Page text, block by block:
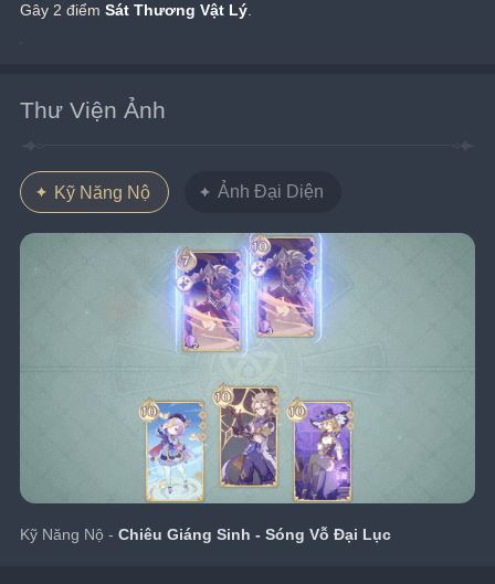
Gây 2 điểm Sát Thương Vật Lý.
Thư Viện Ảnh
Kỹ Năng Nộ Ảnh Đại Diện
Kỹ Năng Nộ - Chiêu Giáng Sinh - Sóng Vỗ Đại Lục